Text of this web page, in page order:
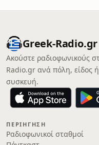
Greek-Radio.gr
Ακούστε ραδιοφωνικούς
Radio.gr ανά πόλη, είδος
συσκευή.
ΠΕΡΙΉΓΗΣΗ
Ραδιοφωνικοί σταθμοί